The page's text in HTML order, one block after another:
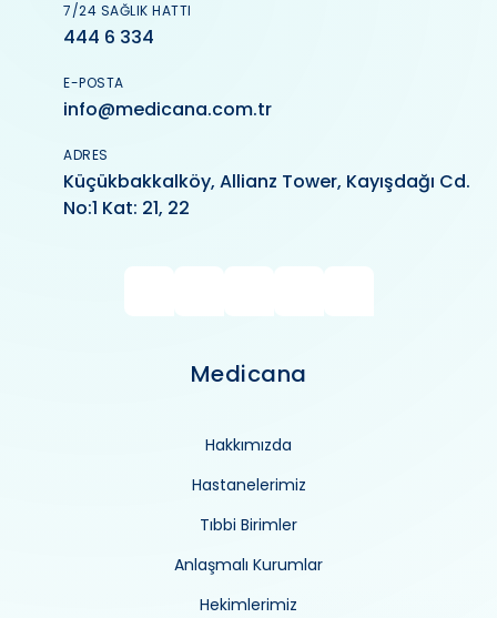
7/24 SAĞLIK HATTI
444 6 334
E-POSTA
info@medicana.com.tr
ADRES
Küçükbakkalköy, Allianz Tower, Kayışdağı Cd.
No:1 Kat: 21, 22
Medicana
Hakkımızda
Hastanelerimiz
Tıbbi Birimler
Anlaşmalı Kurumlar
Hekimlerimiz